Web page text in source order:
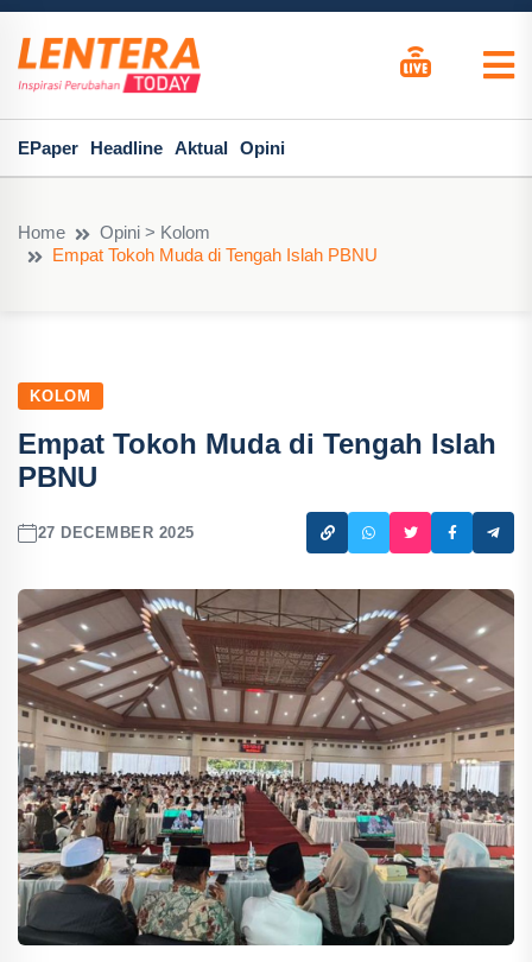
EPaper Headline Aktual Opini
Home
Opini > Kolom
Empat Tokoh Muda di Tengah Islah PBNU
KOLOM
Empat Tokoh Muda di Tengah Islah
PBNU
27 DECEMBER 2025